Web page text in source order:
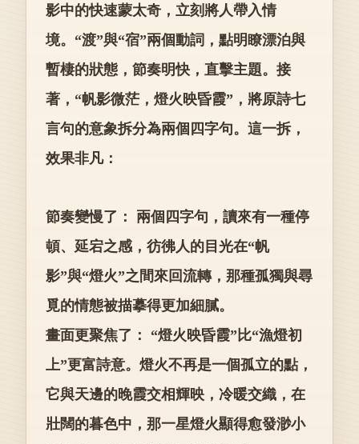
影中的快速蒙太奇，立刻將人帶入情
境。“渡”與“宿”兩個動詞，點明瞭漂泊與
暫棲的狀態，節奏明快，直擊主題。接
著，“帆影微茫，燈火映昏霞”，將原詩七
言句的意象拆分為兩個四字句。這一拆，
效果非凡：
節奏變慢了： 兩個四字句，讀來有一種停
頓、延宕之感，彷彿人的目光在“帆
影”與“燈火”之間來回流轉，那種孤獨與尋
覓的情態被描摹得更加細膩。
畫面更聚焦了： “燈火映昏霞”比“漁燈初
上”更富詩意。燈火不再是一個孤立的點，
它與天邊的晚霞交相輝映，冷暖交織，在
壯闊的暮色中，那一星燈火顯得愈發渺小